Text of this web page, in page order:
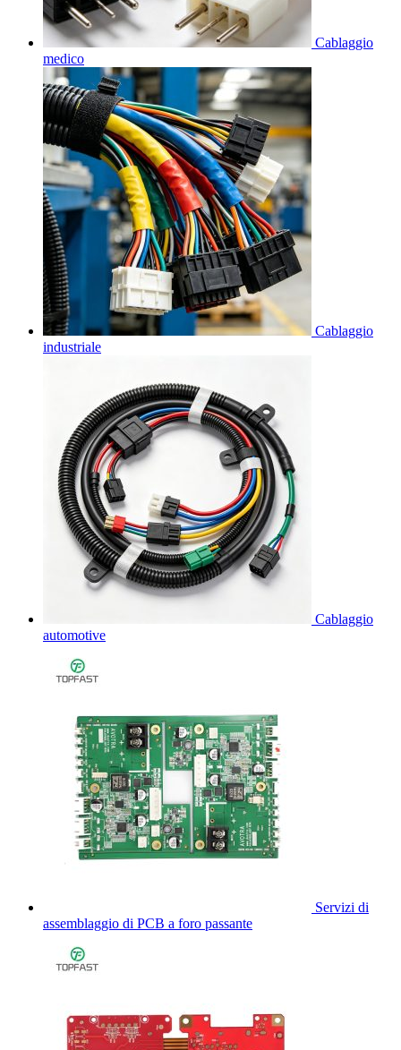
Cablaggio
medico
Cablaggio
industriale
Cablaggio
automotive
Servizi di
assemblaggio di PCB a foro passante